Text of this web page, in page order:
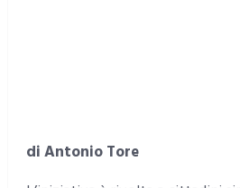
di Antonio Tore